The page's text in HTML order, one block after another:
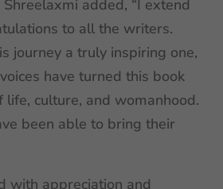
added, “I extend
to all the writers.
journey a truly inspiring one,
have turned this book
life, culture, and womanhood.
been able to bring their
with appreciation and